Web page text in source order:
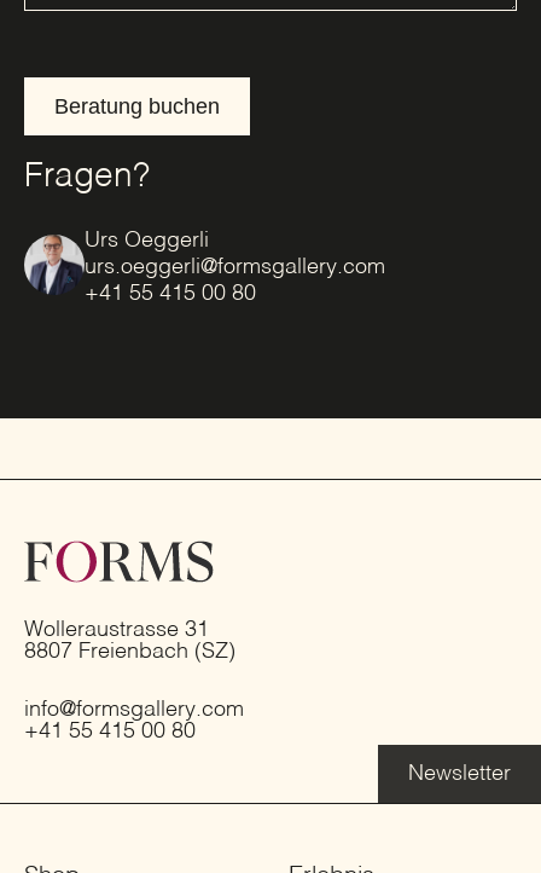
Beratung buchen
Fragen?
Urs Oeggerli
urs.oeggerli@formsgallery.com
+41 55 415 00 80
Wolleraustrasse 31
8807 Freienbach (SZ)
info@formsgallery.com
+41 55 415 00 80
Newsletter